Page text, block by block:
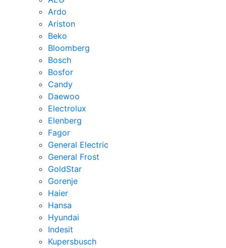
Ardo
Ariston
Beko
Bloomberg
Bosch
Bosfor
Candy
Daewoo
Electrolux
Elenberg
Fagor
General Electric
General Frost
GoldStar
Gorenje
Haier
Hansa
Hyundai
Indesit
Kupersbusch